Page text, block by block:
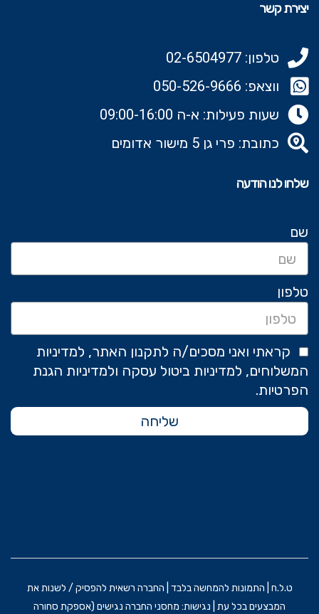
יצירת קשר
טלפון: 02-6504977
ווצאפ: 050-526-9666‬
שעות פעילות: א-ה 09:00-16:00
כתובת: פרי גן 5 מישור אדומים
שלחו לנו הודעה
שם
טלפון
קראתי ואני מסכים/ה לתקנון האתר, למדיניות
המשלוחים, למדיניות ביטול עסקה ולמדיניות הגנת
הפרטיות.
שליחה
ט.ל.ח | התמונות להמחשה בלבד | החברה רשאית להפסיק / לשנות את
המבצעים בכל עת | נגישות: מחסני החברה נגישים (אספקת סחורה